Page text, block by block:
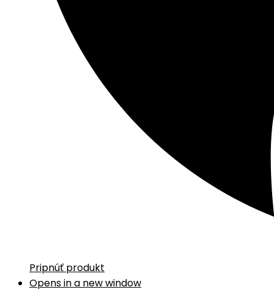
Pripnúť produkt
Opens in a new window